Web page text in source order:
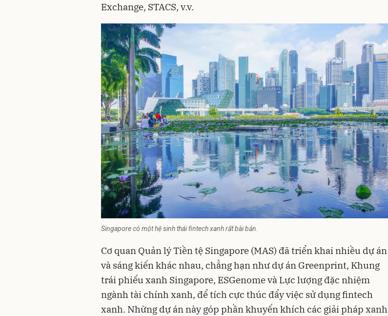
Exchange, STACS, v.v.
Singapore có một hệ sinh thái fintech xanh rất bài bản.
Cơ quan Quản lý Tiền tệ Singapore (MAS) đã triển khai nhiều dự án
và sáng kiến khác nhau, chẳng hạn như dự án Greenprint, Khung
trái phiếu xanh Singapore, ESGenome và Lực lượng đặc nhiệm
ngành tài chính xanh, để tích cực thúc đẩy việc sử dụng fintech
xanh. Những dự án này góp phần khuyến khích các giải pháp xanh